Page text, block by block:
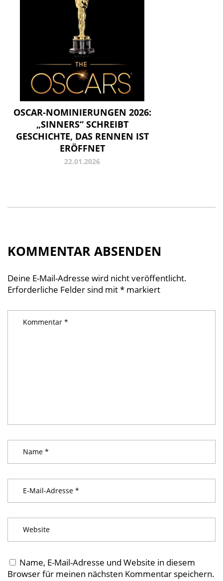
OSCAR-NOMINIERUNGEN 2026:
„SINNERS“ SCHREIBT
GESCHICHTE, DAS RENNEN IST
ERÖFFNET
22.01.2026
KOMMENTAR ABSENDEN
Deine E-Mail-Adresse wird nicht veröffentlicht.
Erforderliche Felder sind mit* markiert
Name, E-Mail-Adresse und Website in diesem
Browser für meinen nächsten Kommentar speichern.